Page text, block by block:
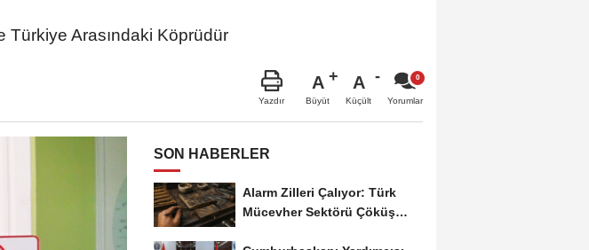
Türkiye Arasındaki Köprüdür
Yazdır
A
Büyüt
A
Küçült Yorumlar
SON HABERLER
Alarm Zilleri Çalıyor: Türk
Mücevher Sektörü Çöküş